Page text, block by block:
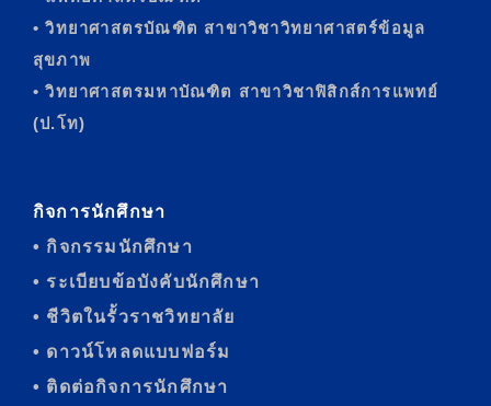
• วิทยาศาสตรบัณฑิต สาขาวิชาวิทยาศาสตร์ข้อมูล
สุขภาพ
• วิทยาศาสตรมหาบัณฑิต สาขาวิชาฟิสิกส์การแพทย์
(ป.โท)
กิจการนักศึกษา
• กิจกรรมนักศึกษา
• ระเบียบข้อบังคับนักศึกษา
• ชีวิตในรั้วราชวิทยาลัย
• ดาวน์โหลดแบบฟอร์ม
• ติดต่อกิจการนักศึกษา